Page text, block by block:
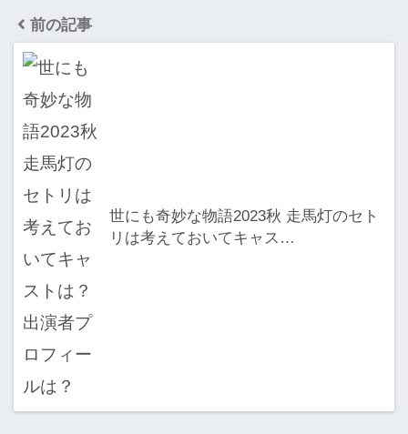
前の記事
世にも奇妙な物語2023秋 走馬灯のセト
リは考えておいてキャス…